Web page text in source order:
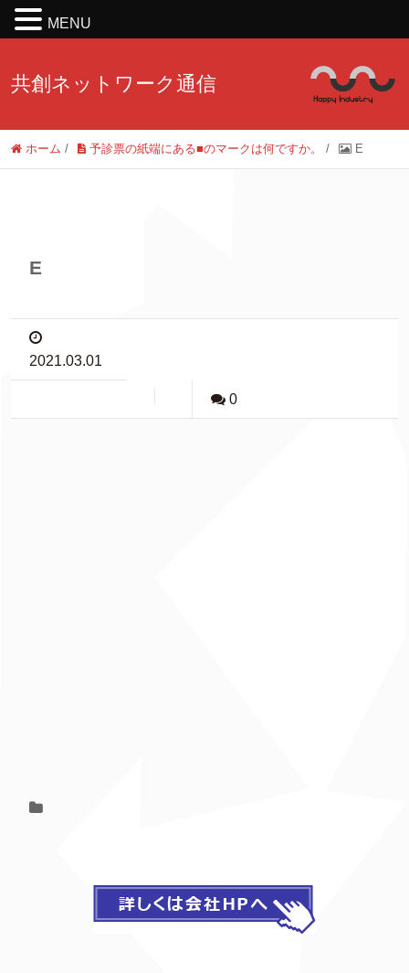
共創ネットワーク通信
ホーム / 予診票の紙端にある■のマークは何ですか。 / E
E
2021.03.01
0
MENU